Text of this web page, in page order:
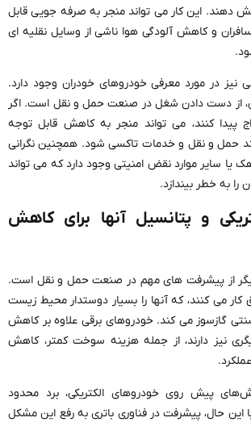
دهند. این کار می تواند منجر به صرفه جویی قابل
و کاهش آلودگی هوا ناشی از وسایل نقلیه ای
نیز در مورد معرفی خودروهای خودران وجود دارد.
از دست دادن شغل در صنعت حمل و نقل است. اگر
پیدا کنند، می تواند منجر به کاهش قابل توجه
حمل و نقل و خدمات تاکسی شود. همچنین نگرانی
یا سایر موارد نقض امنیتی وجود دارد که می تواند
را به خطر بیندازد.
و پتانسیل آنها برای کاهش
از پیشرفت های مهم در صنعت حمل و نقل است.
کار می کنند، که آنها را بسیار دوستدار محیط زیست
گازسوز می کند. خودروهای برقی علاوه بر کاهش
نیز دارند، از جمله هزینه سوخت کمتر، کاهش
پیش روی خودروهای الکتریکی، برد محدود
این حال، پیشرفت در فناوری باتری به رفع این مشکل